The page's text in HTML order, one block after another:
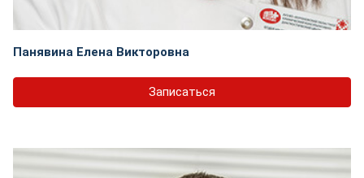
Панявина Елена Викторовна
Записаться